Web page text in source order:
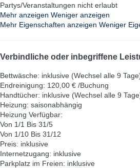
Partys/Veranstaltungen nicht erlaubt
Mehr anzeigen Weniger anzeigen
Mehr Eigenschaften anzeigen Weniger
Verbindliche oder inbegriffene
Bettwäsche: inklusive (Wechsel alle 9
Endreinigung: 120,00 € /Buchung
Handtücher: inklusive (Wechsel alle 9
Heizung: saisonabhängig
Heizung Verfügbar:
Von 1/1 Bis 31/5
Von 1/10 Bis 31/12
Preis: inklusive
Internetzugang: inklusive
Parkplatz im Freien: inklusive